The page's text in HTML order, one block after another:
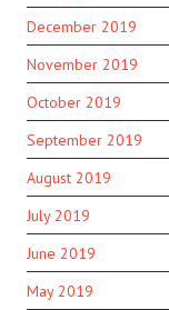
December 2019
November 2019
October 2019
September 2019
August 2019
July 2019
June 2019
May 2019